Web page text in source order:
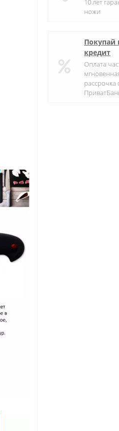
10 лет
ножи
Покупай
кредит
Оплата
рассрочка